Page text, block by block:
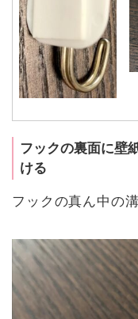
フックの裏面に壁
ける
フックの真ん中の